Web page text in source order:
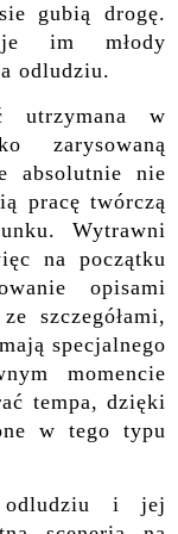
gubią drogę.
im młody
odludziu.
utrzymana w
zarysowaną
absolutnie nie
pracę twórczą
Wytrawni
na początku
opisami
szczegółami,
specjalnego
momencie
tempa, dzięki
w tego typu
i jej